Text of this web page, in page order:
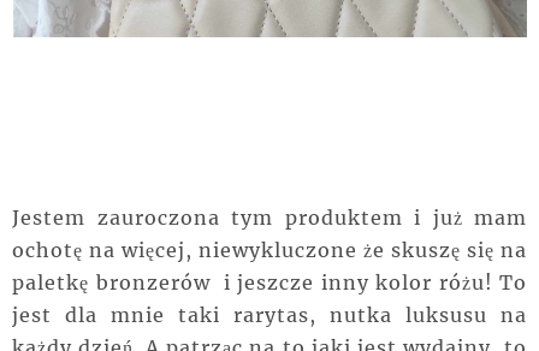
Jestem zauroczona tym produktem i już mam
ochotę na więcej, niewykluczone że skuszę się na
paletkę bronzerów i jeszcze inny kolor różu! To
jest dla mnie taki rarytas, nutka luksusu na